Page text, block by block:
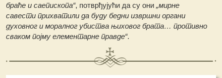
браће и саепископа“, потврђујући да су они„мирне
савести прихватили да буду бедни извршни органи
духовног и моралног убиства њиховог брата… противно
сваком појму елементарне правде“.